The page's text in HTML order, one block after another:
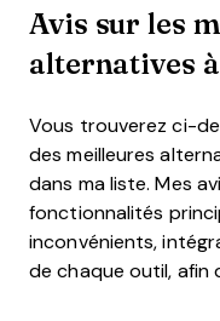
Avis sur les
alternatives
Vous trouverez ci-
des meilleures
dans ma liste. Mes
fonctionnalités
inconvénients,
de chaque outil, afin